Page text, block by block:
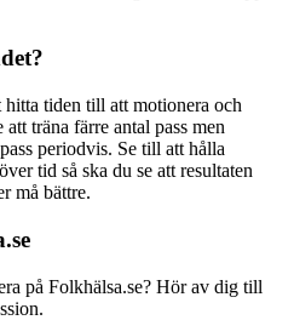
tiden till att motionera och
träna färre antal pass men
periodvis. Se till att hålla
tid så ska du se att resultaten
må bättre.
på Folkhälsa.se? Hör av dig till